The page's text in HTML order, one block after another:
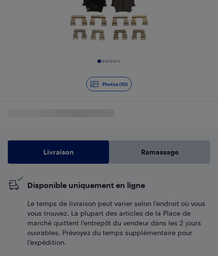
Photos (10)
Livraison Ramassage
Disponible uniquement en ligne
Le temps de livraison peut varier selon l'endroit où vous
vous trouvez. La plupart des articles de la Place de
marché quittent l’entrepôt du vendeur dans les 2 jours
ouvrables. Prévoyez du temps supplémentaire pour
l’expédition.